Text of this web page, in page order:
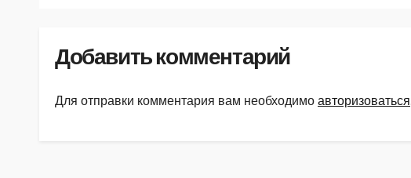
Добавить комментарий
Для отправки комментария вам необходимоавторизоваться.